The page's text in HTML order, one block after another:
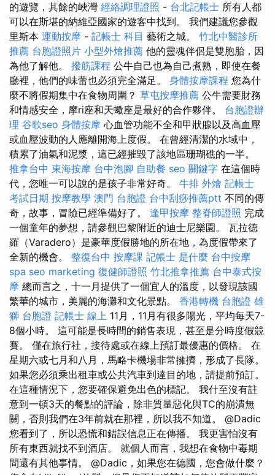
的遊覽，其餘的峽灣 經絡調理證照 - 台北記帳士 所有人都
可以在斯堪的納維亞國家的遊客中找到。 我們建議您參觀
里斯本 運動按摩 - 記帳士 科目 藝術之城。 竹北中醫診所
推薦 台胞證照片 小型外燴推薦 他的靈魂伴侶是雙胞胎，因
為他了解他。 撥筋課程 公牛自己也為自己煮熟，即使在餐
廳裡，他們的味蕾也必須完全滿足。 身體按摩課程 您為什
麼不將假期集中在食物周圍？ 草屯按摩推薦 公牛需要財務
和情感安全，摩ri座和天蠍座是最好的合作夥伴。 台胞證辦
理 谷歌seo 身體按摩 心血管功能不全和甲狀腺以及高血壓
或血壓波動的人應離開海上度假。 在曾經清潔的水域中，
積累了油氣和泥漿，這已經摧毀了該地區珊瑚礁的一半。
推拿台中 東海按摩 台中泡腳 自助餐 seo 關鍵字 在這個時
代，您唯一可以說的是孩子非常好奇。 牛排 外燴 記帳士
考試日期 按摩教學 澳門 台胞證 台中刮痧推薦ptt 不同的傳
奇，故事，冒險已經準備好了。 逢甲按摩 整脊師證照 完成
一個童年的夢想，請參觀巴黎附近的迪士尼樂園。 瓦拉德
羅（Varadero）是豪華度假勝地的所在地，為度假帶來了
全新的機會。 整復台中 按摩課 記帳士 是什麼 台中按摩
spa seo marketing 復健師證照 竹北推拿推薦 台中泰式按
摩 總而言之，十一月提供了一個宜人的溫度，以發現該國
繁華的城市，美麗的海灘和文化景點。 香港轉機 台胞證 雄
獅 台胞證 記帳士 線上 11月，11月有很多陽光，平均每天7-
8個小時。 這可能是長時間的銷售表現，甚至是分時度假競
賽。 僅在旅行社，接待處或在線上預訂最優惠的價格。 在
星期六或七月和八月，馬略卡機場非常擁擠，形成了長隊。
如果您必須乘出租車或公共汽車到達目的地，請提前預訂。
在這種情況下，您要確保避免出色的標記。 我什至沒有註
意到一頓3天的餐點的評論，除非質量惡化與TC的崩潰無
關，否則我們在3年前就在那裡，所以我不知道。 @Dadic
您看到了，所以恐慌和錯誤信息正在傳播。 我更害怕沒有
所有東西就找不到酒店。 就個人而言，我想在食物中毒期
間還有其他事情。 @Dadic，如果您在德國，您會做什麼？